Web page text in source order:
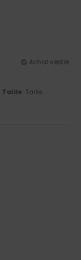
Achat vérifié
Taille: Taille